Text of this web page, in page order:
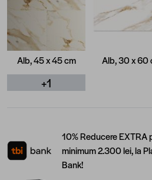
Alb, 45 x 45 cm Alb, 30 x 60
+1
10% Reducere EXTRA
minimum 2.300 lei, la
Bank!